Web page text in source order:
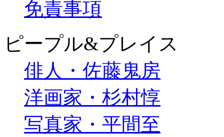
免責事項
ピープル&プレイス
俳人・佐藤鬼房
洋画家・杉村惇
写真家・平間至